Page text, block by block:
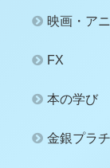
映画・ア
FX
本の学び
金銀プラ